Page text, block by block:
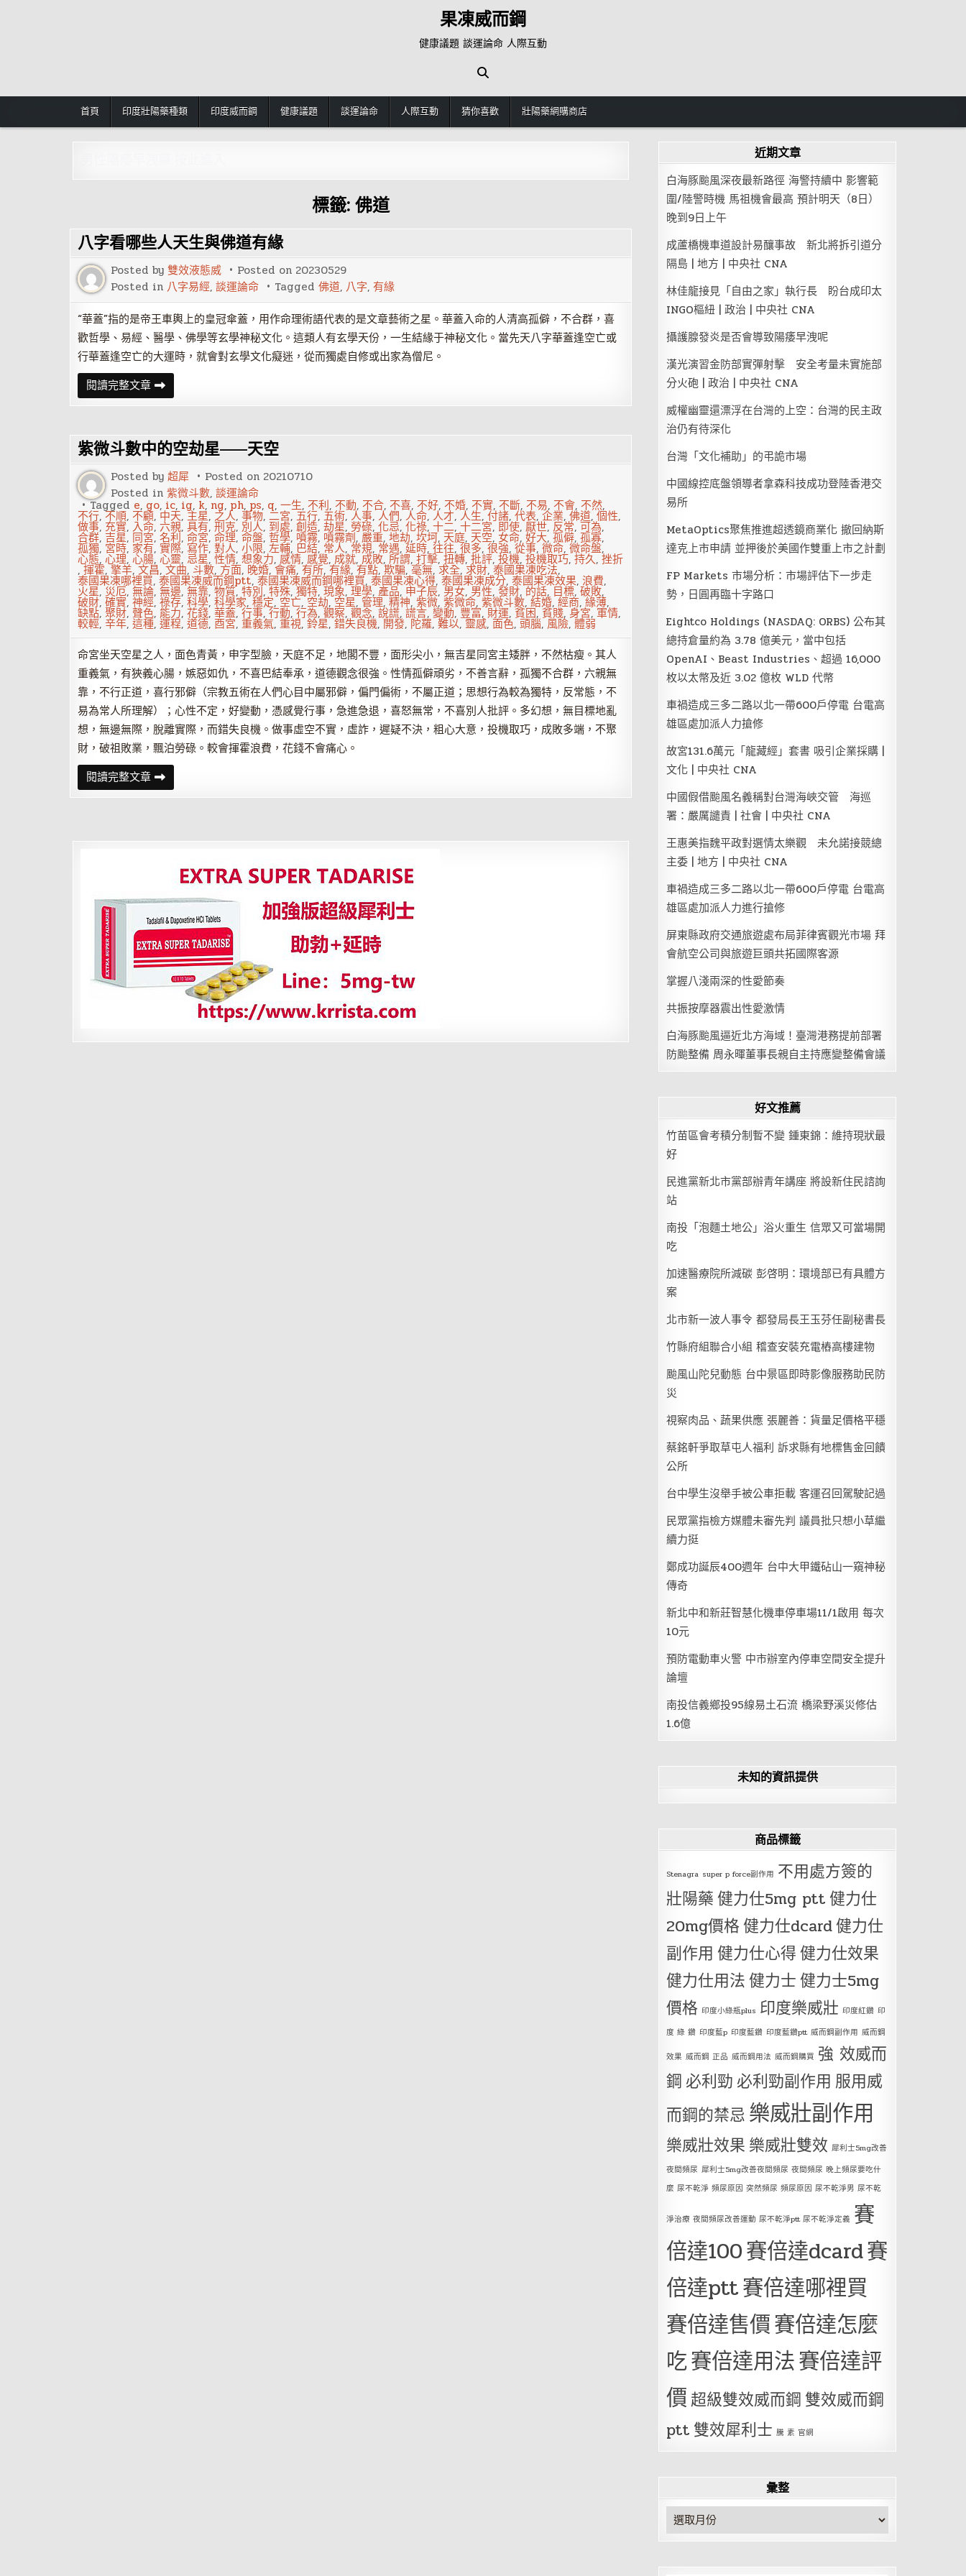
果凍威而鋼
健康議題 談運論命 人際互動
首頁 印度壯陽藥種類 印度威而鋼 健康議題 談運論命 人際互動 猜你喜歡 壯陽藥網購商店
標籤: 佛道
八字看哪些人天生與佛道有緣
Posted by 雙效液態威 Posted on 20230529
Posted in 八字易經, 談運論命 Tagged 佛道, 八字, 有緣
“華蓋”指的是帝王車輿上的皇冠傘蓋，用作命理術語代表的是文章藝術之星。華蓋入命的人清高孤僻，不合群，喜
歡哲學、易經、醫學、佛學等玄學神秘文化。這類人有玄學天份，一生結緣于神秘文化。當先天八字華蓋逢空亡或
行華蓋逢空亡的大運時，就會對玄學文化癡迷，從而獨處自修或出家為僧尼。
閱讀完整文章八
字
看
人
天
生
與
佛
道
有
緣
紫微斗數中的空劫星——天空
Posted by 超犀 Posted on 20210710
Posted in 紫微斗數, 談運論命
Tagged e, go, ic, ig, k, ng, ph, ps, q, 一生, 不利, 不動, 不合, 不喜, 不好, 不婚, 不實, 不斷, 不易, 不會, 不然,
不行,不順, 不顧, 中天, 主星, 之人, 事物, 二宮, 五行,五術,人事,人們,人命, 人才,人生,付諸, 代表,企業,佛道,個性,
做事, 充實, 入命, 六親, 具有, 刑克, 別人, 到處, 創造, 劫星, 勞碌, 化忌, 化祿, 十二, 十二宮,即使,厭世, 反常,可為,
合群, 吉星, 同宮, 名利, 命宮, 命理, 命盤, 哲學, 噴霧, 噴霧劑,嚴重, 地劫, 坎坷, 天庭, 天空, 女命, 好大, 孤僻, 孤寡,
孤獨, 宮時, 家有, 實際, 寫作, 對人, 小限, 左輔, 巴結, 常人,常規, 常遇,延時, 往往,很多, 很強, 從事, 微命,微命盤,
心態, 心理, 心腸, 心靈, 忌星, 性情, 想象力, 感情, 感覺, 成就, 成敗, 所謂, 打擊, 扭轉,批評,投機,投機取巧,持久, 挫折
,揮霍,擎羊,文昌,文曲, 斗數, 方面, 晚婚,會痛,有所,有緣,有點,欺騙,毫無,求全,求財,泰國果凍吃法,
泰國果凍哪裡買,泰國果凍威而鋼ptt,泰國果凍威而鋼哪裡買,泰國果凍心得, 泰國果凍成分, 泰國果凍效果, 浪費,
火星,災厄,無論, 無邊,無靠,物質, 特別,特殊,獨特,現象, 理學,產品, 申子辰,男女,男性,發財,的話,目標,破敗,
破財, 確實, 神經, 祿存, 科學, 科學家,穩定,空亡,空劫,空星, 管理, 精神, 紫微, 紫微命,紫微斗數, 結婚,經商,緣薄,
缺點, 聚財, 聲色, 能力, 花錢, 華蓋,行事,行動, 行為,觀察, 觀念, 說謊,謊言,變動,豐富,財運,貧困,貧賤, 身宮, 軍情,
較輕, 辛年, 這種, 運程, 道德, 酉宮, 重義氣,重視,鈴星,錯失良機,開發,陀羅,難以,靈感,面色,頭腦,風險,體弱
命宮坐天空星之人，面色青黃，申字型臉，天庭不足，地閣不豐，面形尖小，無吉星同宮主矮胖，不然枯瘦。其人
重義氣，有狹義心腸，嫉惡如仇，不喜巴結奉承，道德觀念很強。性情孤僻頑劣，不善言辭，孤獨不合群，六親無
靠，不行正道，喜行邪僻（宗教五術在人們心目中屬邪僻，偏門偏術，不屬正道；思想行為較為獨特，反常態，不
易為常人所理解）；心性不定，好變動，憑感覺行事，急進急退，喜怒無常，不喜別人批評。多幻想，無目標地亂
想，無邊無際，脫離實際，而錯失良機。做事虛空不實，虛詐，遲疑不決，粗心大意，投機取巧，成敗多端，不聚
財，破祖敗業，飄泊勞碌。較會揮霍浪費，花錢不會痛心。
閱讀完整文章紫
微
斗
空
空
近期文章
白海豚颱風深夜最新路徑 海警持續中 影響範
圍/陸警時機 馬祖機會最高 預計明天（8日）
晚到9日上午
成蘆橋機車道設計易釀事故 新北將拆引道分
隔島 | 地方 | 中央社 CNA
林佳龍接見「自由之家」執行長 盼台成印太
INGO樞紐 | 政治 | 中央社 CNA
攝護腺發炎是否會導致陽痿早洩呢
漢光演習金防部實彈射擊 安全考量未實施部
分火砲 | 政治 | 中央社 CNA
威權幽靈還漂浮在台灣的上空：台灣的民主政
治仍有待深化
台灣「文化補助」的弔詭市場
中國線控底盤領導者拿森科技成功登陸香港交
易所
MetaOptics聚焦推進超透鏡商業化 撤回納斯
達克上市申請 並押後於美國作雙重上市之計劃
FP Markets 市場分析：市場評估下一步走
勢，日圓再臨十字路口
Eightco Holdings (NASDAQ: ORBS) 公布其
總持倉量約為 3.78 億美元，當中包括
OpenAI、Beast Industries、超過 16,000
枚以太幣及近 3.02 億枚 WLD 代幣
車禍造成三多二路以北一帶600戶停電 台電高
雄區處加派人力搶修
故宮131.6萬元「龍藏經」套書 吸引企業採購 |
文化 | 中央社 CNA
中國假借颱風名義稱對台灣海峽交管 海巡
署：嚴厲譴責 | 社會 | 中央社 CNA
王惠美指魏平政對選情太樂觀 未允諾接競總
主委 | 地方 | 中央社 CNA
車禍造成三多二路以北一帶600戶停電 台電高
雄區處加派人力進行搶修
屏東縣政府交通旅遊處布局菲律賓觀光市場 拜
會航空公司與旅遊巨頭共拓國際客源
掌握八淺兩深的性愛節奏
共振按摩器震出性愛激情
白海豚颱風逼近北方海域！臺灣港務提前部署
防颱整備 周永暉董事長親自主持應變整備會議
好文推薦
竹苗區會考積分制暫不變 鍾東錦：維持現狀最
好
民進黨新北市黨部辦青年講座 將設新住民諮詢
站
南投「泡麵土地公」浴火重生 信眾又可當場開
吃
加速醫療院所減碳 彭啓明：環境部已有具體方
案
北市新一波人事令 都發局長王玉芬任副秘書長
竹縣府組聯合小組 稽查安裝充電樁高樓建物
颱風山陀兒動態 台中景區即時影像服務助民防
災
視察肉品、蔬果供應 張麗善：貨量足價格平穩
蔡銘軒爭取草屯人福利 訴求縣有地標售金回饋
公所
台中學生沒舉手被公車拒載 客運召回駕駛記過
民眾黨指檢方媒體未審先判 議員批只想小草繼
續力挺
鄭成功誕辰400週年 台中大甲鐵砧山一窺神秘
傳奇
新北中和新莊智慧化機車停車場11/1啟用 每次
10元
預防電動車火警 中市辦室內停車空間安全提升
論壇
南投信義鄉投95線易土石流 橋梁野溪災修估
1.6億
未知的資訊提供
商品標籤
Stenagra super p force副作用 不用處方簽的
壯陽藥健力仕5mg ptt健力仕
20mg價格健力仕dcard健力仕
副作用 健力仕心得健力仕效果
健力仕用法健力士健力士5mg
價格 印度小綠瓶plus 印度樂威壯 印度紅鑽 印
度 綠 鑽 印度藍p 印度藍鑽 印度藍鑽ptt 威而鋼副作用 威而鋼
效果 威而鋼 正品 威而鋼用法 威而鋼購買 強 效威而
鋼 必利勁 必利勁副作用 服用威
而鋼的禁忌 樂威壯副作用
樂威壯效果 樂威壯雙效 犀利士5mg改善
夜間頻尿 犀利士5mg改善夜間頻尿 夜間頻尿 晚上頻尿要吃什
麼 尿不乾淨 頻尿原因 突然頻尿 頻尿原因 尿不乾淨男 尿不乾
淨治療 夜間頻尿改善運動 尿不乾淨ptt 尿不乾淨定義 賽
倍達100賽倍達dcard賽
倍達ptt賽倍達哪裡買
賽倍達售價賽倍達怎麼
吃賽倍達用法賽倍達評
價超級雙效威而鋼 雙效威而鋼
ptt 雙效犀利士 騰 素 官網
彙整
彙
整